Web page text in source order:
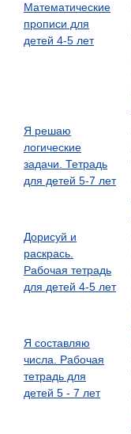
Математические
прописи для
детей 4-5 лет
Я решаю
логические
задачи. Тетрадь
для детей 5-7 лет
Дорисуй и
раскрась.
Рабочая тетрадь
для детей 4-5 лет
Я составляю
числа. Рабочая
тетрадь для
детей 5 - 7 лет